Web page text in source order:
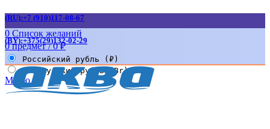
(RU):+7 (910)117-08-67
(BY):+375(29)132-02-29
0 Список желаний
0предмет / 0₽
Российский рубль (₽)
Белорусский рубль (Br)
Меню